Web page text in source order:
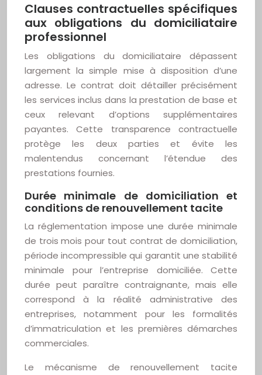
Clauses contractuelles spécifiques
aux obligations du domiciliataire
professionnel
Les obligations du domiciliataire dépassent
largement la simple mise à disposition d’une
adresse. Le contrat doit détailler précisément
les services inclus dans la prestation de base et
ceux relevant d’options supplémentaires
payantes. Cette transparence contractuelle
protège les deux parties et évite les
malentendus concernant l’étendue des
prestations fournies.
Durée minimale de domiciliation et
conditions de renouvellement tacite
La réglementation impose une durée minimale
de trois mois pour tout contrat de domiciliation,
période incompressible qui garantit une stabilité
minimale pour l’entreprise domiciliée. Cette
durée peut paraître contraignante, mais elle
correspond à la réalité administrative des
entreprises, notamment pour les formalités
d’immatriculation et les premières démarches
commerciales.
Le mécanisme de renouvellement tacite